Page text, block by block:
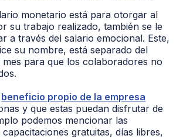
monetario está para otorgar al
su trabajo realizado, también se le
a través del salario emocional. Este,
su nombre, está separado del
mes para que los colaboradores no
beneficio propio de la empresa
y que estas puedan disfrutar de
podemos mencionar las
gratuitas, días libres,